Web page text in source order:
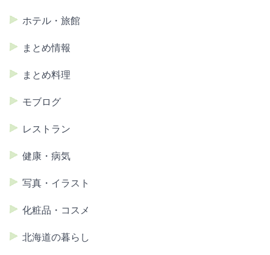
ホテル・旅館
まとめ情報
まとめ料理
モブログ
レストラン
健康・病気
写真・イラスト
化粧品・コスメ
北海道の暮らし